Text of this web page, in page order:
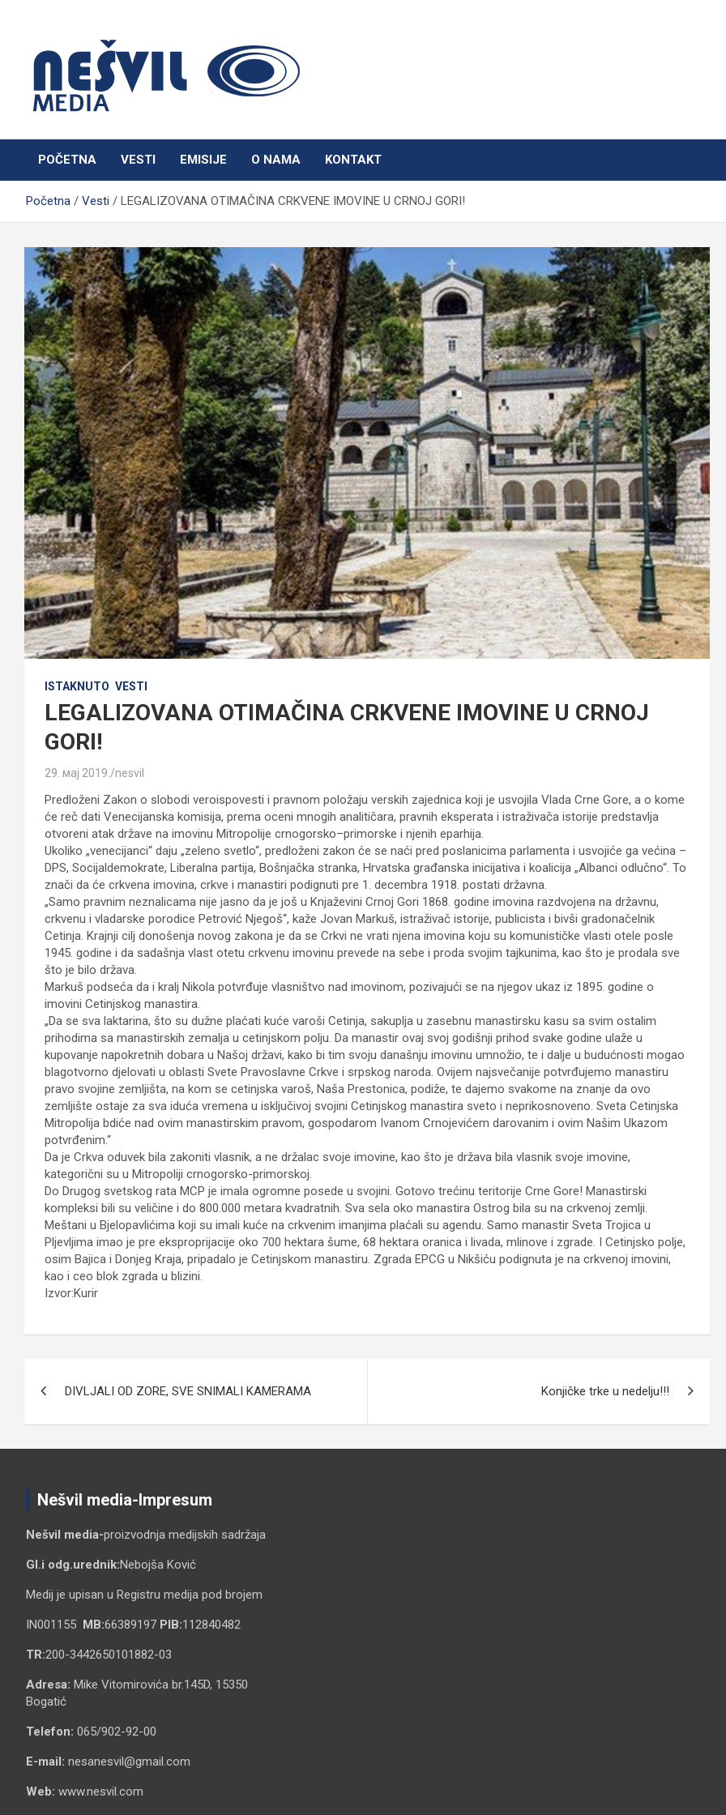
Nešvil Media Bogatić
POČETNA VESTI EMISIJE O NAMA KONTAKT
Početna Vesti LEGALIZOVANA OTIMAČINA CRKVENE IMOVINE U CRNOJ GORI!
ISTAKNUTO VESTI
LEGALIZOVANA OTIMAČINA CRKVENE IMOVINE U CRNOJ
GORI!
29. мај 2019. nesvil
Predloženi Zakon o slobodi veroispovesti i pravnom položaju verskih zajednica koji je usvojila Vlada Crne Gore, a o kome
će reč dati Venecijanska komisija, prema oceni mnogih analitičara, pravnih eksperata i istraživača istorije predstavlja
otvoreni atak države na imovinu Mitropolije crnogorsko–primorske i njenih eparhija.
Ukoliko „venecijanci“ daju „zeleno svetlo“, predloženi zakon će se naći pred poslanicima parlamenta i usvojiće ga većina –
DPS, Socijaldemokrate, Liberalna partija, Bošnjačka stranka, Hrvatska građanska inicijativa i koalicija „Albanci odlučno“. To
znači da će crkvena imovina, crkve i manastiri podignuti pre 1. decembra 1918. postati državna.
„Samo pravnim neznalicama nije jasno da je još u Knjaževini Crnoj Gori 1868. godine imovina razdvojena na državnu,
crkvenu i vladarske porodice Petrović Njegoš“, kaže Jovan Markuš, istraživač istorije, publicista i bivši gradonačelnik
Cetinja. Krajnji cilj donošenja novog zakona je da se Crkvi ne vrati njena imovina koju su komunističke vlasti otele posle
1945. godine i da sadašnja vlast otetu crkvenu imovinu prevede na sebe i proda svojim tajkunima, kao što je prodala sve
što je bilo država.
Markuš podseća da i kralj Nikola potvrđuje vlasništvo nad imovinom, pozivajući se na njegov ukaz iz 1895. godine o
imovini Cetinjskog manastira.
„Da se sva laktarina, što su dužne plaćati kuće varoši Cetinja, sakuplja u zasebnu manastirsku kasu sa svim ostalim
prihodima sa manastirskih zemalja u cetinjskom polju. Da manastir ovaj svoj godišnji prihod svake godine ulaže u
kupovanje napokretnih dobara u Našoj državi, kako bi tim svoju današnju imovinu umnožio, te i dalje u budućnosti mogao
blagotvorno djelovati u oblasti Svete Pravoslavne Crkve i srpskog naroda. Ovijem najsvečanije potvrđujemo manastiru
pravo svojine zemljišta, na kom se cetinjska varoš, Naša Prestonica, podiže, te dajemo svakome na znanje da ovo
zemljište ostaje za sva iduća vremena u isključivoj svojini Cetinjskog manastira sveto i neprikosnoveno. Sveta Cetinjska
Mitropolija bdiće nad ovim manastirskim pravom, gospodarom Ivanom Crnojevićem darovanim i ovim Našim Ukazom
potvrđenim.“
Da je Crkva oduvek bila zakoniti vlasnik, a ne držalac svoje imovine, kao što je država bila vlasnik svoje imovine,
kategorični su u Mitropoliji crnogorsko-primorskoj.
Do Drugog svetskog rata MCP je imala ogromne posede u svojini. Gotovo trećinu teritorije Crne Gore! Manastirski
kompleksi bili su veličine i do 800.000 metara kvadratnih. Sva sela oko manastira Ostrog bila su na crkvenoj zemlji.
Meštani u Bjelopavlićima koji su imali kuće na crkvenim imanjima plaćali su agendu. Samo manastir Sveta Trojica u
Pljevljima imao je pre eksproprijacije oko 700 hektara šume, 68 hektara oranica i livada, mlinove i zgrade. I Cetinjsko polje,
osim Bajica i Donjeg Kraja, pripadalo je Cetinjskom manastiru. Zgrada EPCG u Nikšiću podignuta je na crkvenoj imovini,
kao i ceo blok zgrada u blizini.
Izvor:Kurir
DIVLJALI OD ZORE, SVE SNIMALI KAMERAMA Konjičke trke u nedelju!!!
Nešvil media-Impresum
Nešvil media-proizvodnja medijskih sadržaja
Gl.i odg.urednik:Nebojša Ković
Medij je upisan u Registru medija pod brojem
IN001155 MB:66389197 PIB:112840482
TR:200-3442650101882-03
Adresa: Mike Vitomirovića br.145D, 15350
Bogatić
Telefon: 065/902-92-00
E-mail: nesanesvil@gmail.com
Web: www.nesvil.com